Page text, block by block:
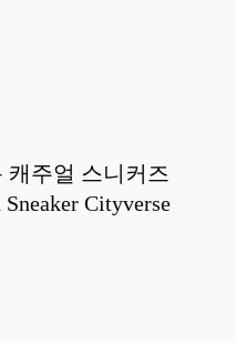
캐주얼 스니커즈
Cityverse